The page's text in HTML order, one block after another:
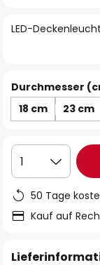
springen
LED-
Durchmesser
18 cm
23 cm
1
50 Tage
Kauf auf